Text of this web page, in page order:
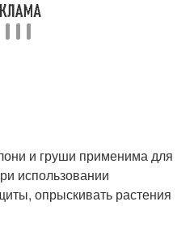
и груши применима для
использовании
опрыскивать растения